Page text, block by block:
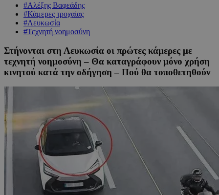
#Αλέξης Βαφεάδης
#Κάμερες τροχαίας
#Λευκωσία
#Τεχνητή νοημοσύνη
Στήνονται στη Λευκωσία οι πρώτες κάμερες με
τεχνητή νοημοσύνη – Θα καταγράφουν μόνο χρήση
κινητού κατά την οδήγηση – Πού θα τοποθετηθούν